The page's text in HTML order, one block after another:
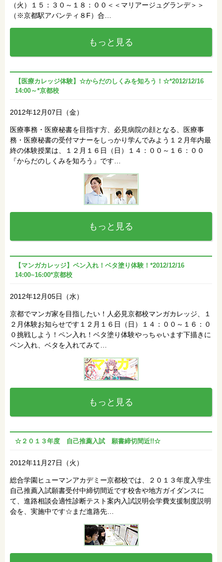
（火）１５：３０～１８：００＜＜マリアージュグランデ＞＞
（※京都駅アバンティ８F）合…
もっと見る
【医療カレッジ体験】☆からだのしくみを知ろう！☆*2012/12/16
14:00～*京都校
2012年12月07日（金）
医療事務・医療秘書を目指す方、必見病院の顔となる、医療事
務・医療秘書の受付マナーをしっかり学んでみよう１２月年内最
終の体験授業は、１２月１６日（日）１４：００～１６：００
『からだのしくみを知ろう』です…
もっと見る
【マンガカレッジ】ペン入れ！ベタ塗り体験！*2012/12/16
14:00~16:00*京都校
2012年12月05日（水）
京都でマンガ家を目指したい！人必見京都校マンガカレッジ、１
２月体験お知らせです１２月１６日（日）１４：００～１６：０
０挑戦しよう！ペン入れ！ベタ塗り体験やっちゃいます下描きに
ペン入れ、ベタを入れてみて…
もっと見る
☆２０１３年度 自己推薦入試 願書締切間近!!☆
2012年11月27日（火）
総合学園ヒューマンアカデミー京都校では、２０１３年度入学生
自己推薦入試願書受付中締切間近です校舎や地方ガイダンスに
て、進路相談会適性診断テスト案内入試説明会学費支援制度説明
会を、実施中です☆まだ進路先…